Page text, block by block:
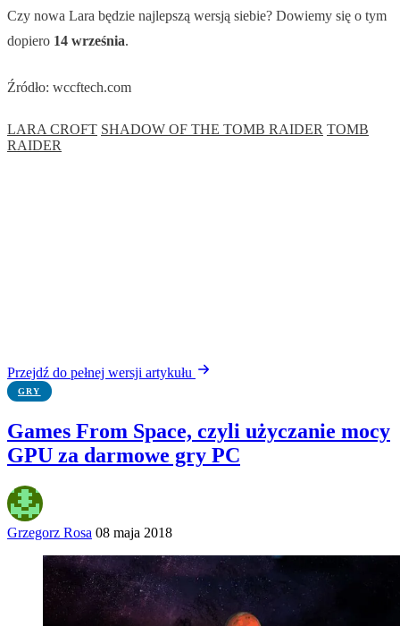
Czy nowa Lara będzie najlepszą wersją siebie? Dowiemy się o tym
dopiero 14 września.
Źródło: wccftech.com
LARA CROFT SHADOW OF THE TOMB RAIDER TOMB
RAIDER
Przejdź do pełnej wersji artykułu
GRY
Games From Space, czyli użyczanie mocy
GPU za darmowe gry PC
Grzegorz Rosa 08 maja 2018